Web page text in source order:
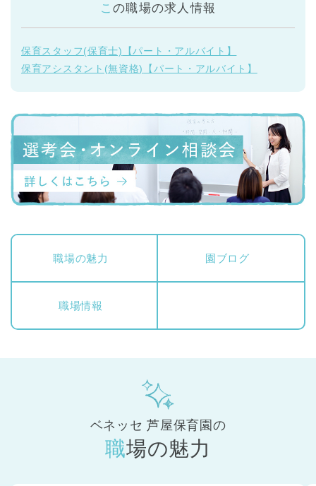
この職場の求人情報
保育スタッフ(保育士)
【パート・アルバイト】
保育アシスタント(無資格)
【パート・アルバイト】
職場の魅力 園ブログ
職場情報
ベネッセ 芦屋保育園の
職場の魅力